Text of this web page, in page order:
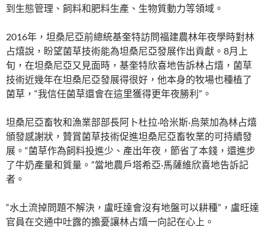
到生態管理、飼料和肥料生產、生物質動力等領域。
2016年，坦桑尼亞前總統基奎特訪問福建農林年夜學時對林
占熺說，盼望菌草技術能為坦桑尼亞發展作出貢獻。8月上
旬，在坦桑尼亞又見面時，基奎特欣喜地告訴林占熺，菌草
技術近幾年在坦桑尼亞發展得很好，他本身的牧場也種植了
菌草，“我信任菌草還會在這里獲得更年夜勝利”。
坦桑尼亞畜牧和漁業部部長阿卜杜拉·哈米斯·烏萊加為林占熺
頒發感謝狀，贊賞菌草技術促進坦桑尼亞畜牧業的可持續發
展。“菌草作為飼料投進少、產出年夜，節省了本錢，還進步
了牛奶產量和質量。”當地農戶塔希亞·馬薩維欣喜地告訴記
者。
“水土流掉問題不解決，盧旺達會沒有地盤可以耕種”，盧旺達
官員在交通中吐露的擔憂讓林占熺一向記在心上。